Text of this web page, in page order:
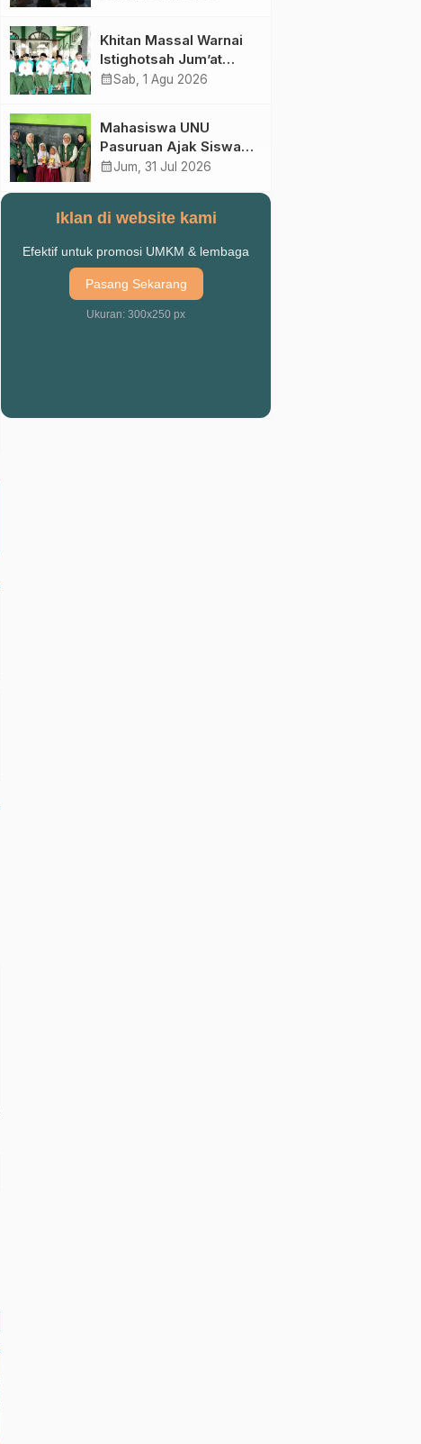
Khitan Massal Warnai
Istighotsah Jum’at
Wage MWCNU
calendar_monthSab, 1 Agu 2026
Mahasiswa UNU
Pasuruan Ajak Siswa
SD Al Maksum
calendar_monthJum, 31 Jul 2026
Iklan di website kami
Efektif untuk promosi UMKM & lembaga
Pasang Sekarang
Ukuran: 300x250 px